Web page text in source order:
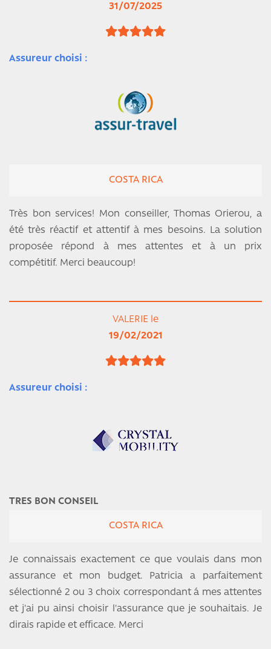
31/07/2025
Assureur choisi :
COSTA RICA
Très bon services! Mon conseiller, Thomas Orierou, a
été très réactif et attentif à mes besoins. La solution
proposée répond à mes attentes et à un prix
compétitif. Merci beaucoup!
VALERIE le
19/02/2021
Assureur choisi :
TRES BON CONSEIL
COSTA RICA
Je connaissais exactement ce que voulais dans mon
assurance et mon budget. Patricia a parfaitement
sélectionné 2 ou 3 choix correspondant á mes attentes
et j'ai pu ainsi choisir l'assurance que je souhaitais. Je
dirais rapide et efficace. Merci